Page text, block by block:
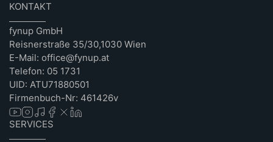
KONTAKT
fynup GmbH
Reisnerstraße 35/30,1030 Wien
E-Mail: office@fynup.at
Telefon: 05 1731
UID: ATU71880501
Firmenbuch-Nr: 461426v
SERVICES